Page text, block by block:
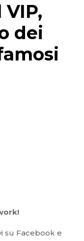
VIP,
dei
su Facebook e